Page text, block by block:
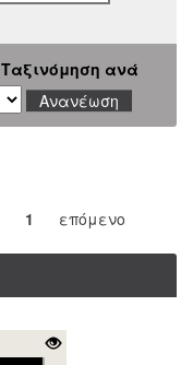
Ταξινόμηση ανά
1 επόμενο